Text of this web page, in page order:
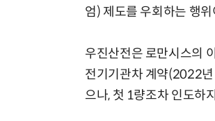
엄) 제도를 우회하는 행
우진산전은 로만시스의
전기기관차 계약(2022
으나, 첫 1량조차 인도하